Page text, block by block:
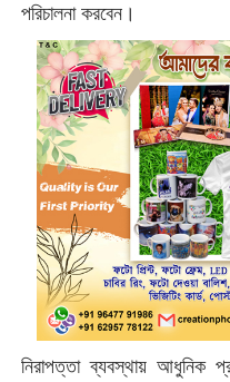
পরিচালনা করবেন।
নিরাপত্তা ব্যবস্থায় আধুনিক